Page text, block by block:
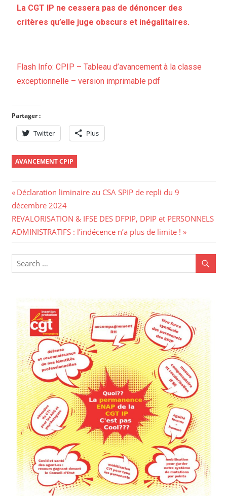
La CGT IP ne cessera pas de dénoncer des
critères qu’elle juge obscurs et inégalitaires.
Flash Info: CPIP – Tableau d’avancement à la classe
exceptionnelle – version imprimable pdf
Partager :
Twitter Plus
AVANCEMENT CPIP
Déclaration liminaire au CSA SPIP de repli du 9
décembre 2024
REVALORISATION & IFSE DES DFPIP, DPIP et PERSONNELS
ADMINISTRATIFS : l’indécence n’a plus de limite !